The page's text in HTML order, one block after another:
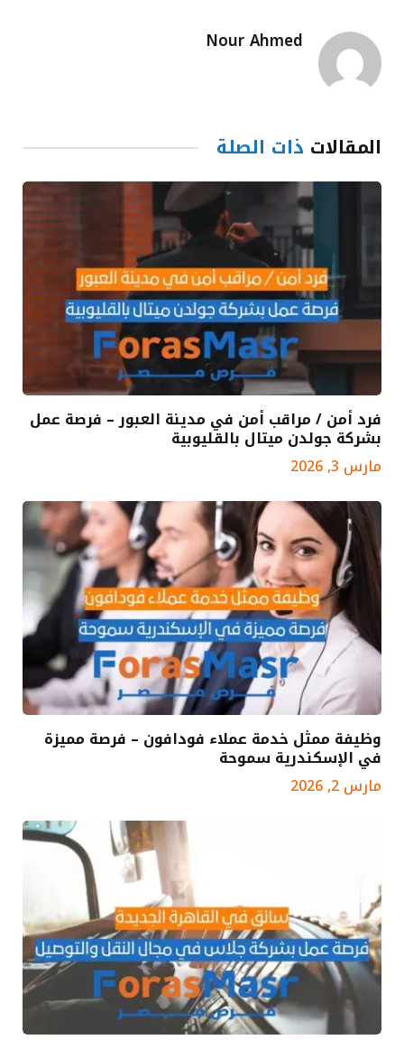
Nour Ahmed
المقالات ذات الصلة
فرد أمن / مراقب أمن في مدينة العبور – فرصة عمل
بشركة جولدن ميتال بالقليوبية
مارس 3, 2026
وظيفة ممثل خدمة عملاء فودافون – فرصة مميزة
في الإسكندرية سموحة
مارس 2, 2026